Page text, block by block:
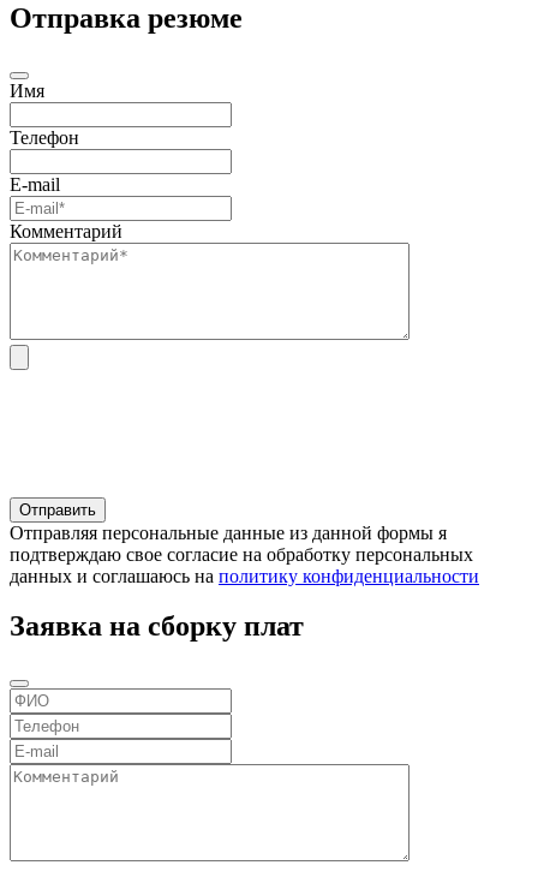
Отправка резюме
Имя
Телефон
E-mail
Комментарий
Отправляя персональные данные из данной формы я
подтверждаю свое согласие на обработку персональных
данных и соглашаюсь на политику конфиденциальности
Заявка на сборку плат